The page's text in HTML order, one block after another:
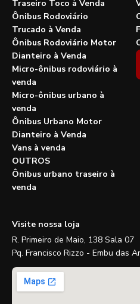
Traseiro Toco à Venda
Ônibus Rodoviário
Trucado à Venda
Ônibus Rodoviário Motor
Dianteiro à Venda
Micro-ônibus rodoviário à
venda
Micro-ônibus urbano à
venda
Ônibus Urbano Motor
Dianteiro à Venda
Vans à venda
OUTROS
Ônibus urbano traseiro à
venda
Visite nossa loja
R. Primeiro de Maio, 138 Sala 07
Pq. Francisco Rizzo - Embu das